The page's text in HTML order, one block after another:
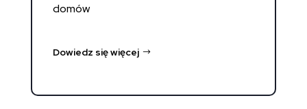
domów
Dowiedz się więcej